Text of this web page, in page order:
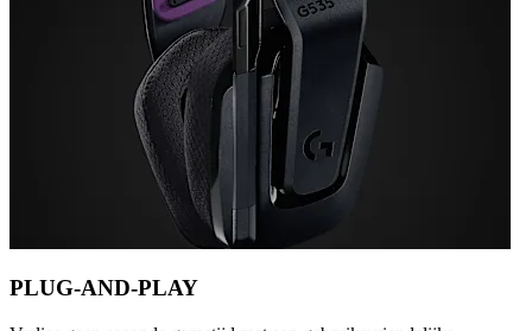
PLUG-AND-PLAY